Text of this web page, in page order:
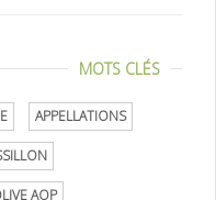
MOTS CLÉS
APPELLATIONS
AOP